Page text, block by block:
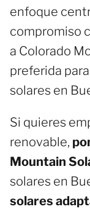
enfoque
compromiso
a Colorado
preferida
solares en
Si quieres
renovable,
Mountain
solares en
solares